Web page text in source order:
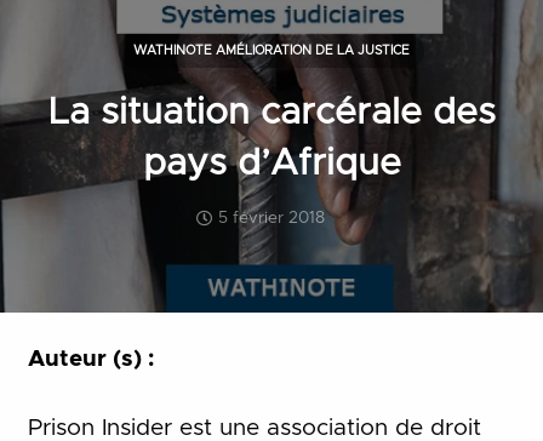
La situation carcérale des
pays d’Afrique
5 février 2018
WATHINOTE AMÉLIORATION DE LA JUSTICE
Auteur (s) :
Prison Insider est une association de droit